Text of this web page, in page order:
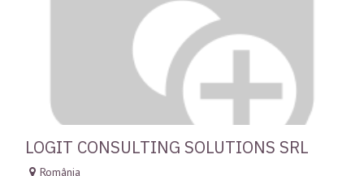
LOGIT CONSULTING SOLUTIONS SRL
România